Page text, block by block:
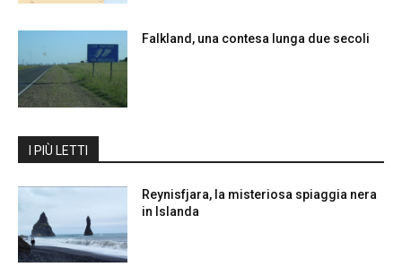
Falkland, una contesa lunga due secoli
I PIÙ LETTI
Reynisfjara, la misteriosa spiaggia nera
in Islanda